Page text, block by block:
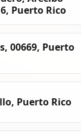
Puerto Rico
00669, Puerto
Puerto Rico